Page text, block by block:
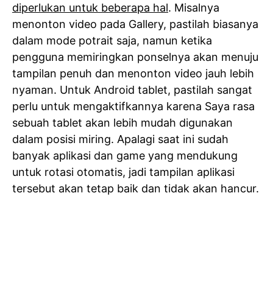
diperlukan untuk beberapa hal. Misalnya
menonton video pada Gallery, pastilah biasanya
dalam mode potrait saja, namun ketika
pengguna memiringkan ponselnya akan menuju
tampilan penuh dan menonton video jauh lebih
nyaman. Untuk Android tablet, pastilah sangat
perlu untuk mengaktifkannya karena Saya rasa
sebuah tablet akan lebih mudah digunakan
dalam posisi miring. Apalagi saat ini sudah
banyak aplikasi dan game yang mendukung
untuk rotasi otomatis, jadi tampilan aplikasi
tersebut akan tetap baik dan tidak akan hancur.